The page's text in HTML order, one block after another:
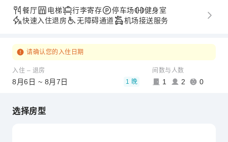
餐厅 电梯 行李寄存 停车场
健身室
快速入住退房
无障碍通道 机场接送服务
请确认您的入住日期
入住 – 退房
8月6日 ~ 8月7日 1 晚
间数与人数
1 2 0
选择房型